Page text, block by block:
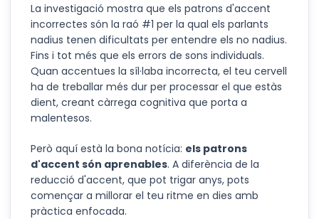
La investigació mostra que els patrons d'accent
incorrectes són la raó #1 per la qual els parlants
nadius tenen dificultats per entendre els no nadius.
Fins i tot més que els errors de sons individuals.
Quan accentues la síl·laba incorrecta, el teu cervell
ha de treballar més dur per processar el que estàs
dient, creant càrrega cognitiva que porta a
malentesos.
Però aquí està la bona notícia: els patrons
d'accent són aprenables. A diferència de la
reducció d'accent, que pot trigar anys, pots
començar a millorar el teu ritme en dies amb
pràctica enfocada.